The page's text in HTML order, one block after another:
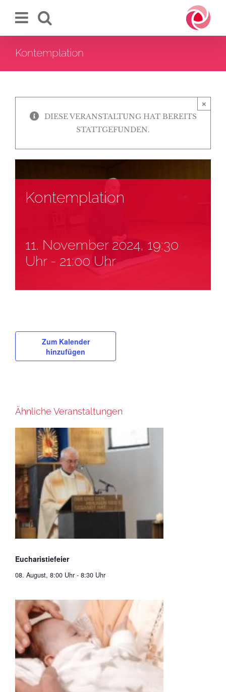
Inhalt
Kontemplation
×
DIESE VERANSTALTUNG HAT BEREITS
STATTGEFUNDEN.
Kontemplation
11. November 2024, 19:30
Uhr- 21:00 Uhr
Zum Kalender
hinzufügen
Ähnliche Veranstaltungen
Eucharistiefeier
08. August, 8:00 Uhr - 8:30 Uhr